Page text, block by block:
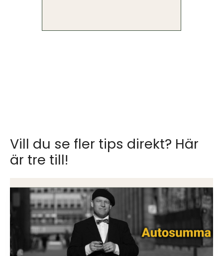
Vill du se fler tips direkt? Här
är tre till!